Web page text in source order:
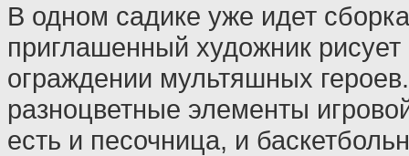
В одном садике уже идет
приглашенный художник
ограждении мультяшных
разноцветные элементы
есть и песочница, и